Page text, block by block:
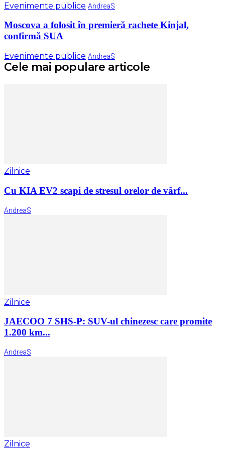
Evenimente publice AndreaS
Moscova a folosit în premieră rachete Kinjal,
confirmă SUA
Evenimente publice AndreaS
Cele mai populare articole
Zilnice
Cu KIA EV2 scapi de stresul orelor de vârf...
AndreaS
Zilnice
JAECOO 7 SHS-P: SUV-ul chinezesc care promite
1.200 km...
AndreaS
Zilnice